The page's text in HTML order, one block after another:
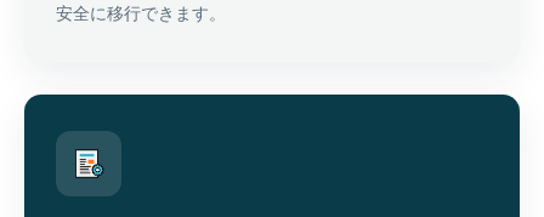
安全に移行できます。